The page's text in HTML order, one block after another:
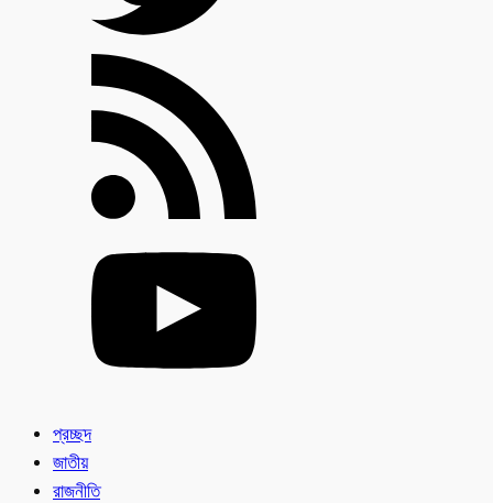
প্রচ্ছদ
জাতীয়
রাজনীতি